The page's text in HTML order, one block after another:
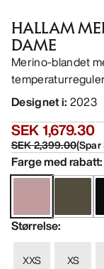
HALLAM
DAME
Merino-blandet
Designet i: 2023
SEK 1,679.30
SEK 2,399.00(Spar
Farge med rabatt:
Størrelse:
XXS XS